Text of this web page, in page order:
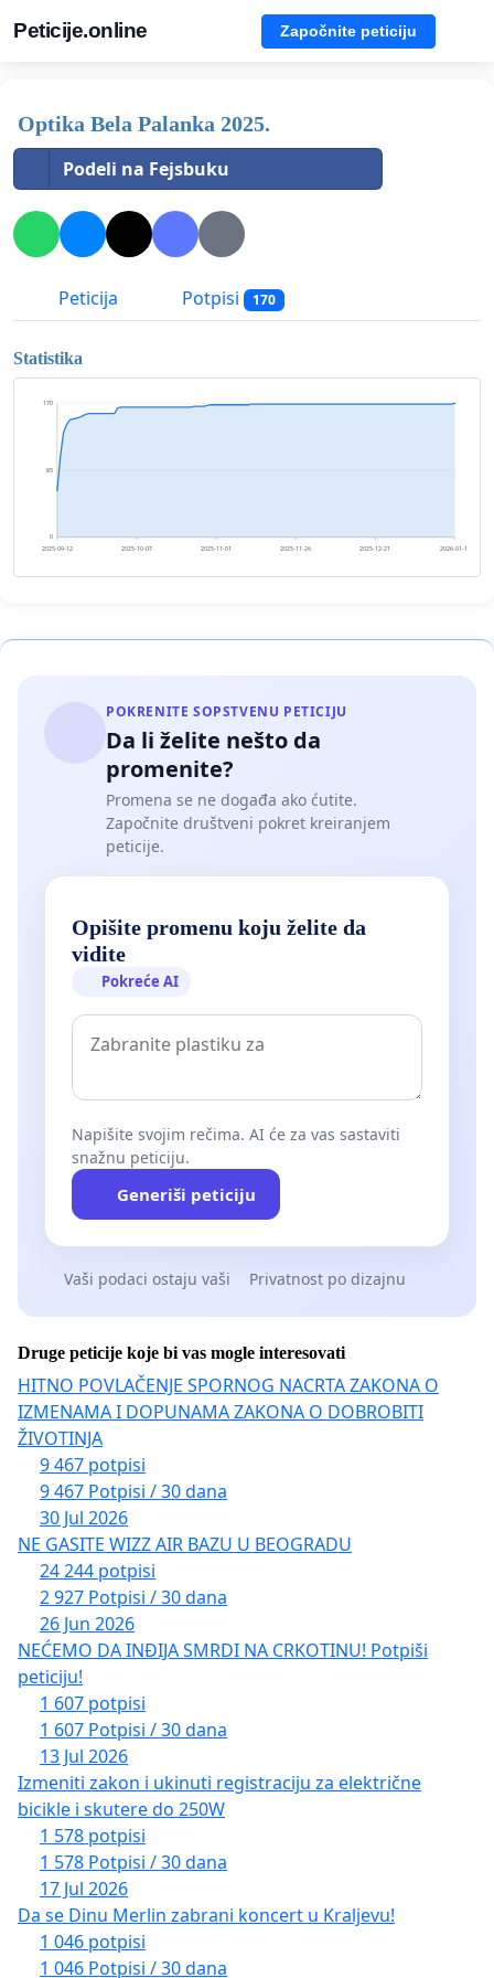
Peticije.online Započnite peticiju
Optika Bela Palanka 2025.
Podeli na Fejsbuku
Peticija Potpisi 170
Statistika
0
85
170
2025-09-12 2025-10-07 2025-11-01 2025-11-26 2025-12-21 2026-01-15
POKRENITE SOPSTVENU PETICIJU
Da li želite nešto da
promenite?
Promena se ne događa ako ćutite.
Započnite društveni pokret kreiranjem
peticije.
Opišite promenu koju želite da
vidite
Pokreće AI
Napišite svojim rečima. AI će za vas sastaviti
snažnu peticiju.
Generiši peticiju
Vaši podaci ostaju vaši Privatnost po dizajnu
Druge peticije koje bi vas mogle interesovati
HITNO POVLAČENJE SPORNOG NACRTA ZAKONA O
IZMENAMA I DOPUNAMA ZAKONA O DOBROBITI
ŽIVOTINJA
9 467 potpisi
9 467 Potpisi / 30 dana
30 Jul 2026
NE GASITE WIZZ AIR BAZU U BEOGRADU
24 244 potpisi
2 927 Potpisi / 30 dana
26 Jun 2026
NEĆEMO DA INĐIJA SMRDI NA CRKOTINU! Potpiši
peticiju!
1 607 potpisi
1 607 Potpisi / 30 dana
13 Jul 2026
Izmeniti zakon i ukinuti registraciju za električne
bicikle i skutere do 250W
1 578 potpisi
1 578 Potpisi / 30 dana
17 Jul 2026
Da se Dinu Merlin zabrani koncert u Kraljevu!
1 046 potpisi
1 046 Potpisi / 30 dana